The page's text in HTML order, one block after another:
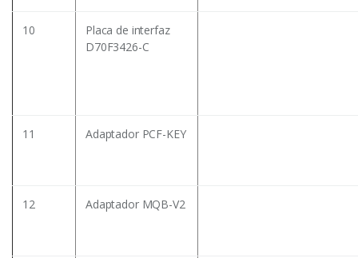
10
Placa de interfaz
D70F3426-C
11 Adaptador PCF-KEY
12 Adaptador MQB-V2